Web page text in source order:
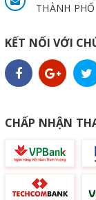
THÀNH
KẾT NỐI VỚI
CHẤP NHẬN